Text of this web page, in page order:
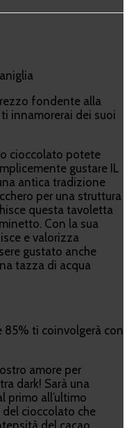
fondente alla
innamorerai dei suoi
cioccolato potete
gustare IL
antica tradizione
per una struttura
questa tavoletta
Con la sua
e valorizza
gustato anche
tazza di acqua
ti coinvolgerà con
amore per
dark! Sarà una
primo all’ultimo
del cioccolato che
del cacao